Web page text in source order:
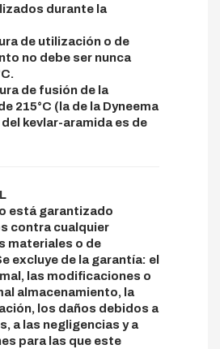
durante la
de utilización o de
no debe ser nunca
de fusión de la
215°C (la de la Dyneema
del kevlar-aramida es de
está garantizado
contra cualquier
materiales o de
excluye de la garantía: el
las modificaciones o
almacenamiento, la
los daños debidos a
a las negligencias y a
para las que este